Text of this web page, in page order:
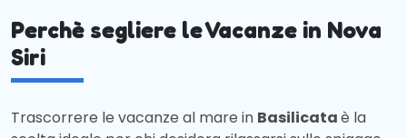
Perchè segliere le Vacanze in Nova
Siri
Trascorrere le vacanze al mare in Basilicataè la